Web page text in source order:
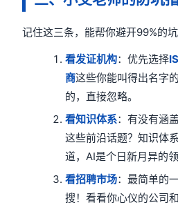
记住这三条，能帮你避开99%的坑
看发证机构：优先选择
商这些你能叫得出名字
的，直接忽略。
看知识体系：有没有涵盖
这些前沿话题？知识体
道，AI是个日新月异的
看招聘市场：最简单的
搜！看看你心仪的公司